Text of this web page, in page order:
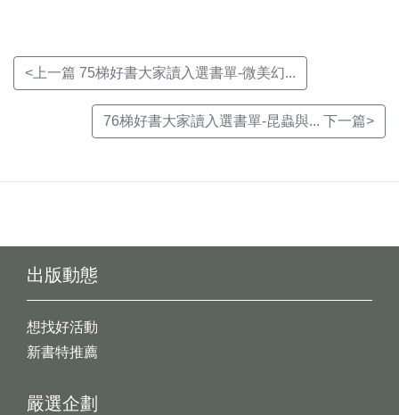
<上一篇 75梯好書大家讀入選書單-微美幻...
76梯好書大家讀入選書單-昆蟲與... 下一篇>
出版動態
想找好活動
新書特推薦
嚴選企劃